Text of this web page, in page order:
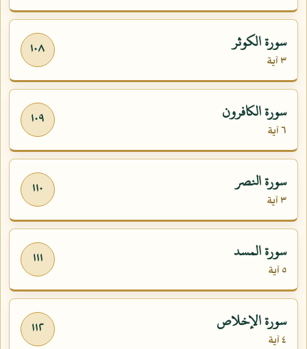
١٠٨ سورة الكوثر
٣ آية
١٠٩ سورة الكافرون
٦ آية
١١٠ سورة النصر
٣ آية
١١١ سورة المسد
٥ آية
١١٢ سورة الإخلاص
٤ آية